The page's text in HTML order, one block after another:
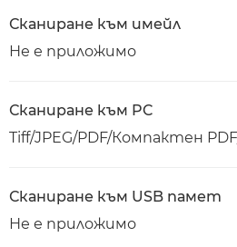
Сканиране към имейл
Не е приложимо
Сканиране към PC
Tiff/JPEG/PDF/Компактен
Сканиране към USB памет
Не е приложимо